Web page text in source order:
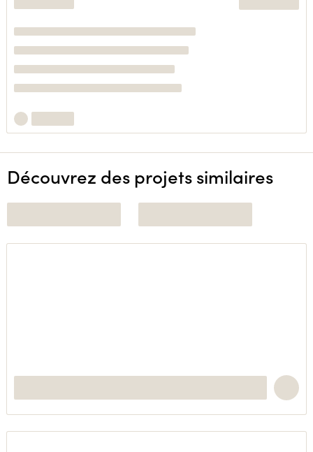
Découvrez des projets similaires